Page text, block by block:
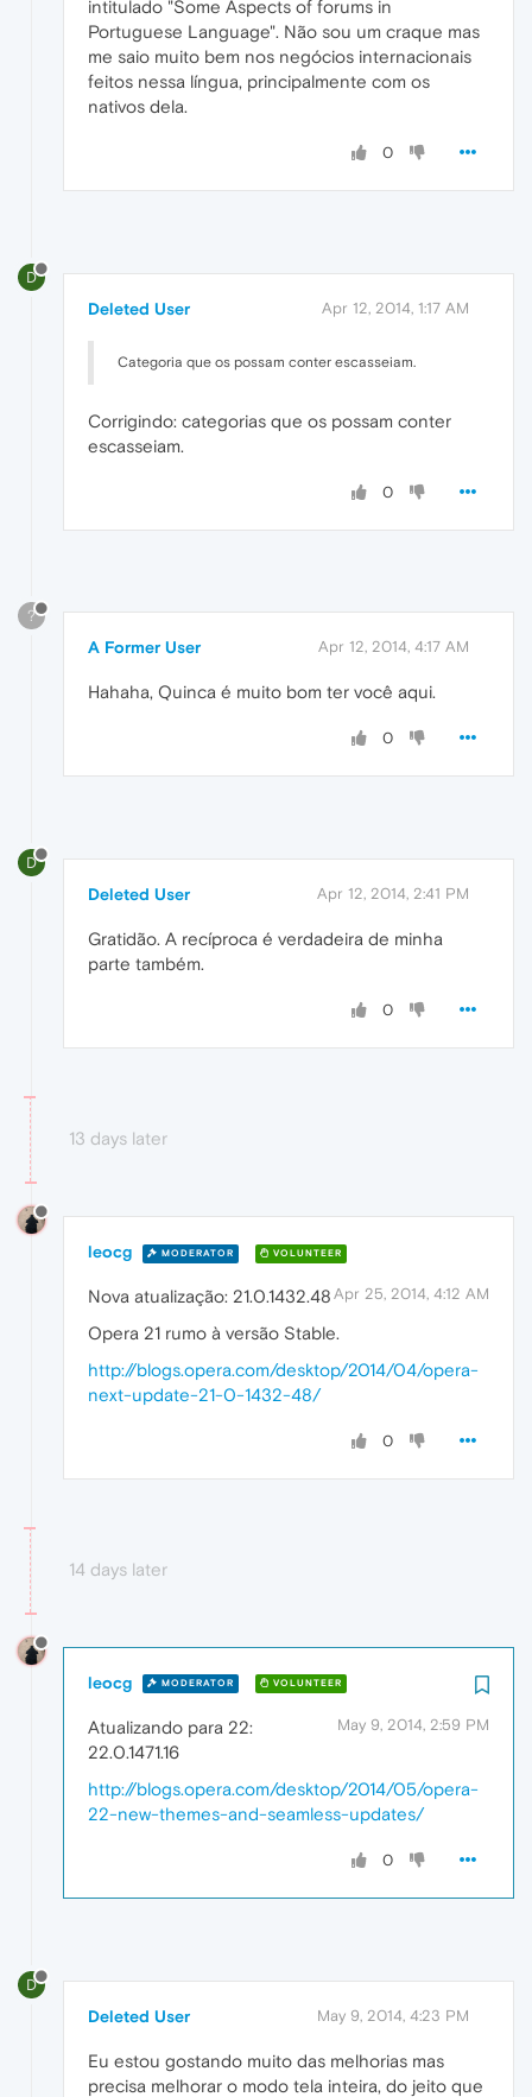
intitulado "Some Aspects of forums in
Portuguese Language". Não sou um craque mas
me saio muito bem nos negócios internacionais
feitos nessa língua, principalmente com os
nativos dela.
0
D
Deleted User Apr 12, 2014, 1:17 AM
Categoria que os possam conter escasseiam.
Corrigindo: categorias que os possam conter
escasseiam.
0
?
A Former User Apr 12, 2014, 4:17 AM
Hahaha, Quinca é muito bom ter você aqui.
0
D
Deleted User Apr 12, 2014, 2:41 PM
Gratidão. A recíproca é verdadeira de minha
parte também.
0
13 days later
leocg MODERATOR VOLUNTEER
Apr 25, 2014, 4:12 AM
Nova atualização: 21.0.1432.48
Opera 21 rumo à versão Stable.
http://blogs.opera.com/desktop/2014/04/opera-
next-update-21-0-1432-48/
0
14 days later
leocg MODERATOR VOLUNTEER
May 9, 2014, 2:59 PM
Atualizando para 22:
22.0.1471.16
http://blogs.opera.com/desktop/2014/05/opera-
22-new-themes-and-seamless-updates/
0
D
Deleted User May 9, 2014, 4:23 PM
Eu estou gostando muito das melhorias mas
precisa melhorar o modo tela inteira, do jeito que